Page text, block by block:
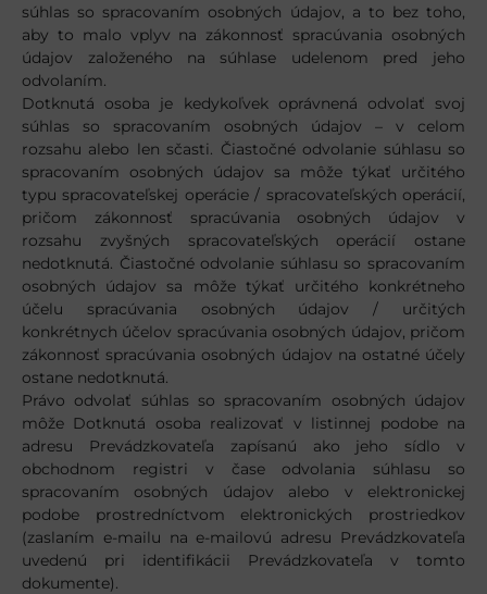
súhlas so spracovaním osobných údajov, a to bez toho,
aby to malo vplyv na zákonnosť spracúvania osobných
údajov založeného na súhlase udelenom pred jeho
odvolaním.
Dotknutá osoba je kedykoľvek oprávnená odvolať svoj
súhlas so spracovaním osobných údajov – v celom
rozsahu alebo len sčasti. Čiastočné odvolanie súhlasu so
spracovaním osobných údajov sa môže týkať určitého
typu spracovateľskej operácie / spracovateľských operácií,
pričom zákonnosť spracúvania osobných údajov v
rozsahu zvyšných spracovateľských operácií ostane
nedotknutá. Čiastočné odvolanie súhlasu so spracovaním
osobných údajov sa môže týkať určitého konkrétneho
účelu spracúvania osobných údajov / určitých
konkrétnych účelov spracúvania osobných údajov, pričom
zákonnosť spracúvania osobných údajov na ostatné účely
ostane nedotknutá.
Právo odvolať súhlas so spracovaním osobných údajov
môže Dotknutá osoba realizovať v listinnej podobe na
adresu Prevádzkovateľa zapísanú ako jeho sídlo v
obchodnom registri v čase odvolania súhlasu so
spracovaním osobných údajov alebo v elektronickej
podobe prostredníctvom elektronických prostriedkov
(zaslaním e-mailu na e-mailovú adresu Prevádzkovateľa
uvedenú pri identifikácii Prevádzkovateľa v tomto
dokumente).